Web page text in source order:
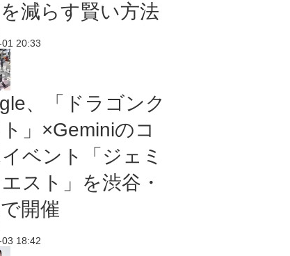
減らす賢い方法
20:33
、「ドラゴンク
」×Geminiのコ
ベント「ジェミ
スト」を渋谷・
開催
18:42